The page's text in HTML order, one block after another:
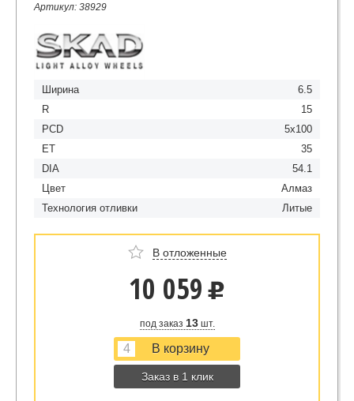
Артикул: 38929
Ширина
6.5
R
15
PCD
5x100
ET
35
DIA
54.1
Цвет
Алмаз
Технология отливки
Литые
В отложенные
10 059 u
под заказ 13шт.
Заказ в 1 клик